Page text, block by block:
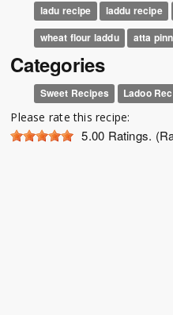
ladu recipe laddu recipe
wheat flour laddu
atta
Categories
Sweet Recipes Ladoo
Please rate this recipe:
5.00 Ratings.